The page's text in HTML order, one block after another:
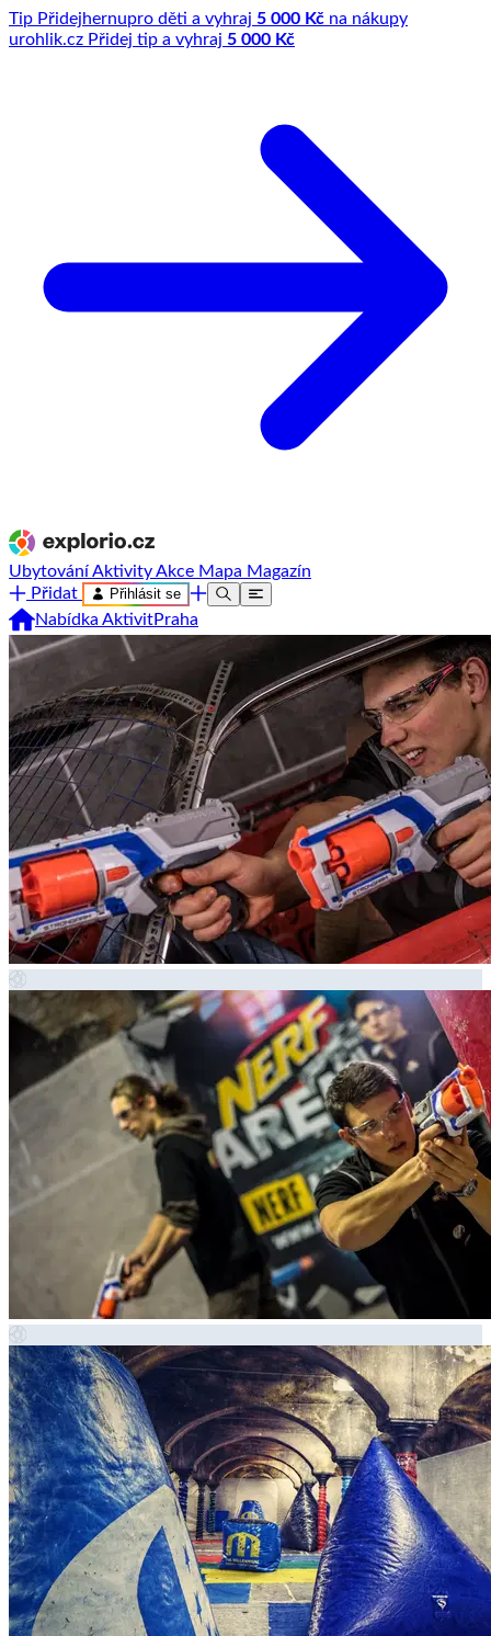
Tip Přidejhernupro děti a vyhraj 5 000 Kč na nákupy
urohlik.cz Přidej tip a vyhraj 5 000 Kč
UbytováníAktivityAkce Mapa Magazín
Přidat
Přihlásit se
Nabídka AktivitPraha